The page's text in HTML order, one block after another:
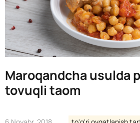
Maroqandcha usulda
tovuqli taom